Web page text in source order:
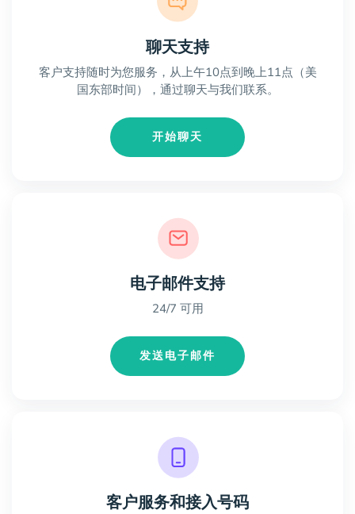
聊天支持
客户支持随时为您服务，从上午10点到晚上11点（美
国东部时间），通过聊天与我们联系。
开始聊天
电子邮件支持
24/7 可用
发送电子邮件
客户服务和接入号码